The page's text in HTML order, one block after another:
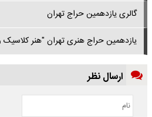
گالری یازدهمین حراج تهران
یازدهمین حراج هنری تهران "هنر
ارسال نظر